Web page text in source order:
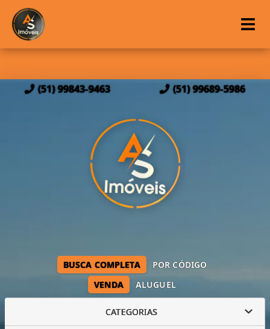
(51) 99843-9463 (51) 99689-5986
VENDA ALUGUEL
BUSCA COMPLETA POR CÓDIGO
CATEGORIAS